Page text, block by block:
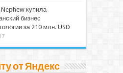
купила
бизнес
за 210 млн. USD
от Яндекс